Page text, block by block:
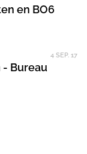
en BO6
4 SEP. 17
- Bureau